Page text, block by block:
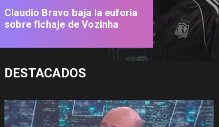
Claudio Bravo baja la euforia
sobre fichaje de Vozinha
DESTACADOS